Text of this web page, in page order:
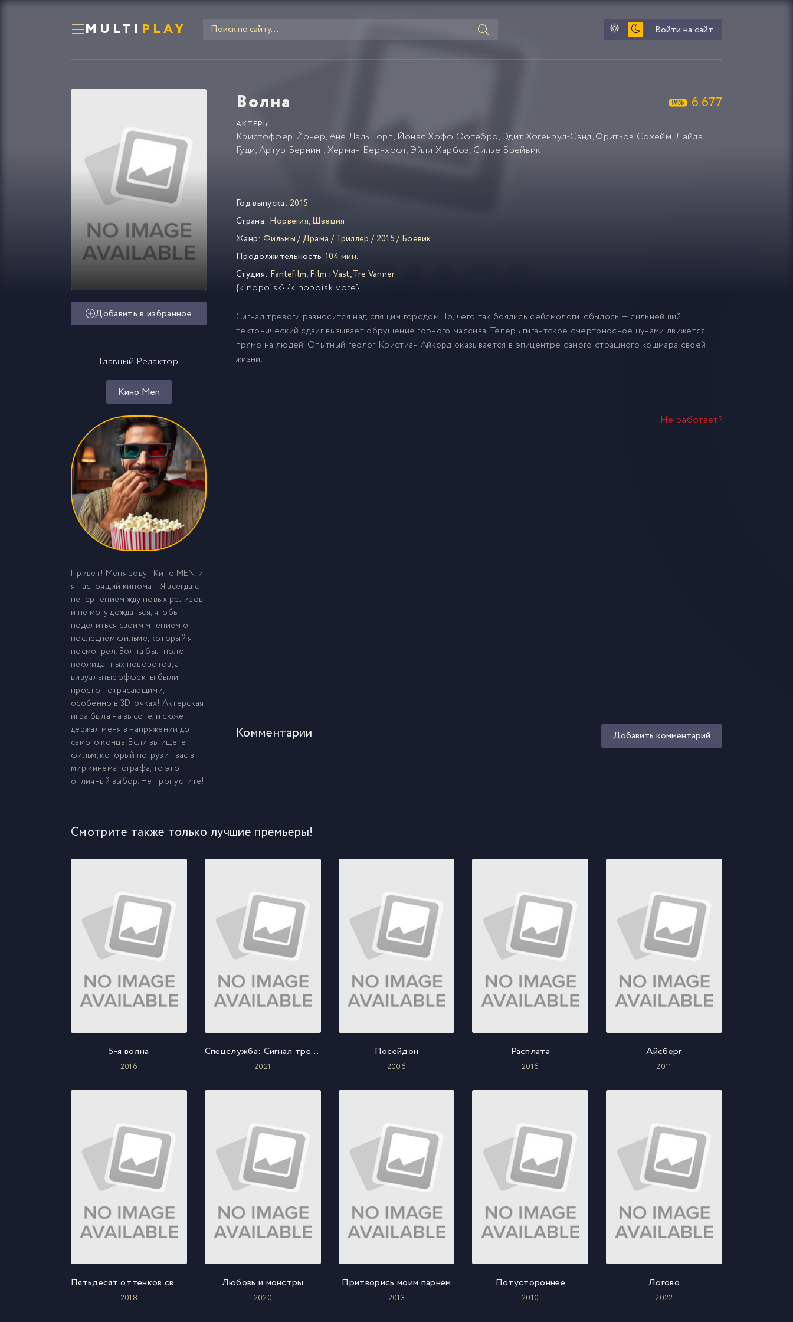
MULTI PLAY Войти на сайт
Волна 6.677
АКТЕРЫ:
Кристоффер Йонер,Ане Даль Торп, Йонас Хофф Офтебро, Эдит Хогенруд-Сэнд,Фритьов Сохейм,Лайла
Гуди,Артур Бернинг,Херман Бернхофт,Эйли Харбоэ,Силье Брейвик
Добавить в избранное
Главный Редактор
Кино Men
Привет! Меня зовут Кино MEN, и
я настоящий киноман. Я всегда с
нетерпением жду новых релизов
и не могу дождаться, чтобы
поделиться своим мнением о
последнем фильме, который я
посмотрел. Волна был полон
неожиданных поворотов, а
визуальные эффекты были
просто потрясающими,
особенно в 3D-очках! Актерская
игра была на высоте, и сюжет
держал меня в напряжении до
самого конца. Если вы ищете
фильм, который погрузит вас в
мир кинематографа, то это
отличный выбор. Не пропустите!
Год выпуска: 2015
Страна: Норвегия,Швеция
Жанр: Фильмы/Драма /Триллер / 2015/ Боевик
Продолжительность:104 мин.
Студия: Fantefilm,Film i Väst,Tre Vänner
{kinopoisk} {kinopoisk_vote}
Сигнал тревоги разносится над спящим городом. То, чего так боялись сейсмологи, сбылось — сильнейший
тектонический сдвиг вызывает обрушение горного массива. Теперь гигантское смертоносное цунами движется
прямо на людей. Опытный геолог Кристиан Айкорд оказывается в эпицентре самого страшного кошмара своей
жизни.
Не работает?
Комментарии Добавить комментарий
Смотрите также только лучшие премьеры!
5-я волна
2016
Спецслужба: Сигнал тревоги
2021
Посейдон
2006
Расплата
2016
Айсберг
2011
Пятьдесят оттенков свободы
2018
Любовь и монстры
2020
Притворись моим парнем
2013
Потустороннее
2010
Логово
2022